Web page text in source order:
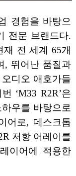
경험을 바탕으
전문 브랜드다.
재 전 세계 65개
, 뛰어난 품질과
디오 애호가들
‘M33 R2R’은
우를 바탕으로
어로, 데스크톱
저항 어레이를
이어에 적용한